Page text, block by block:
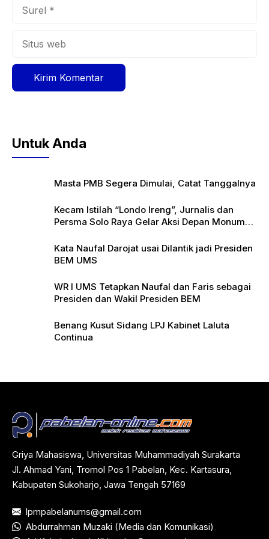
Untuk Anda
Masta PMB Segera Dimulai, Catat Tanggalnya
Kecam Istilah “Londo Ireng”, Jurnalis dan
Persma Solo Raya Gelar Aksi Depan Monumen
Kata Naufal Darojat usai Dilantik jadi Presiden
BEM UMS
WR I UMS Tetapkan Naufal dan Faris sebagai
Presiden dan Wakil Presiden BEM
Benang Kusut Sidang LPJ Kabinet Laluta
Continua
Griya Mahasiswa, Universitas Muhammadiyah Surakarta
Jl. Ahmad Yani, Tromol Pos 1 Pabelan, Kec. Kartasura,
Kabupaten Sukoharjo, Jawa Tengah 57169
lpmpabelanums@gmail.com
Abdurrahman Muzaki (Media dan Komunikasi)